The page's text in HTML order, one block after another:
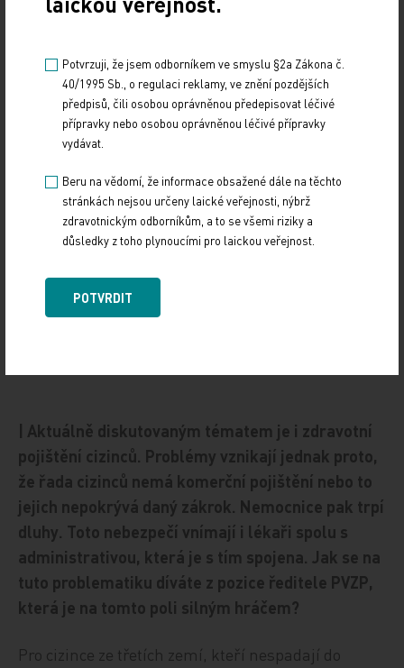
| V současné době máte rámcové smlouvy v
oblasti PPOL se Sdružením soukromých
gynekologů a Grémiem majitelů lékáren. Budete
Budeme usilovat o rámcové smlouvy se všemi
sdruženími lékařů v ČR, Českou lékařskou
máme připraveny výhodné podmínky nejenom v
pojištění odpovědnosti, ale také v dalších
| Aktuálně diskutovaným tématem je i zdravotní
pojištění cizinců. Problémy vznikají jednak proto,
že řada cizinců nemá komerční pojištění nebo to
jejich nepokrývá daný zákrok. Nemocnice pak trpí
dluhy. Toto nebezpečí vnímají i lékaři spolu s
administrativou, která je s tím spojena. Jak se na
tuto problematiku díváte z pozice ředitele PVZP,
která je na tomto poli silným hráčem?
Pro cizince ze třetích zemí, kteří nespadají do
Potvrzuji, že jsem odborníkem ve smyslu §2a Zákona č.
40/1995 Sb., o regulaci reklamy, ve znění pozdějších
předpisů, čili osobou oprávněnou předepisovat léčivé
přípravky nebo osobou oprávněnou léčivé přípravky
vydávat.
Beru na vědomí, že informace obsažené dále na těchto
stránkách nejsou určeny laické veřejnosti, nýbrž
zdravotnickým odborníkům, a to se všemi riziky a
důsledky z toho plynoucími pro laickou veřejnost.
POTVRDIT